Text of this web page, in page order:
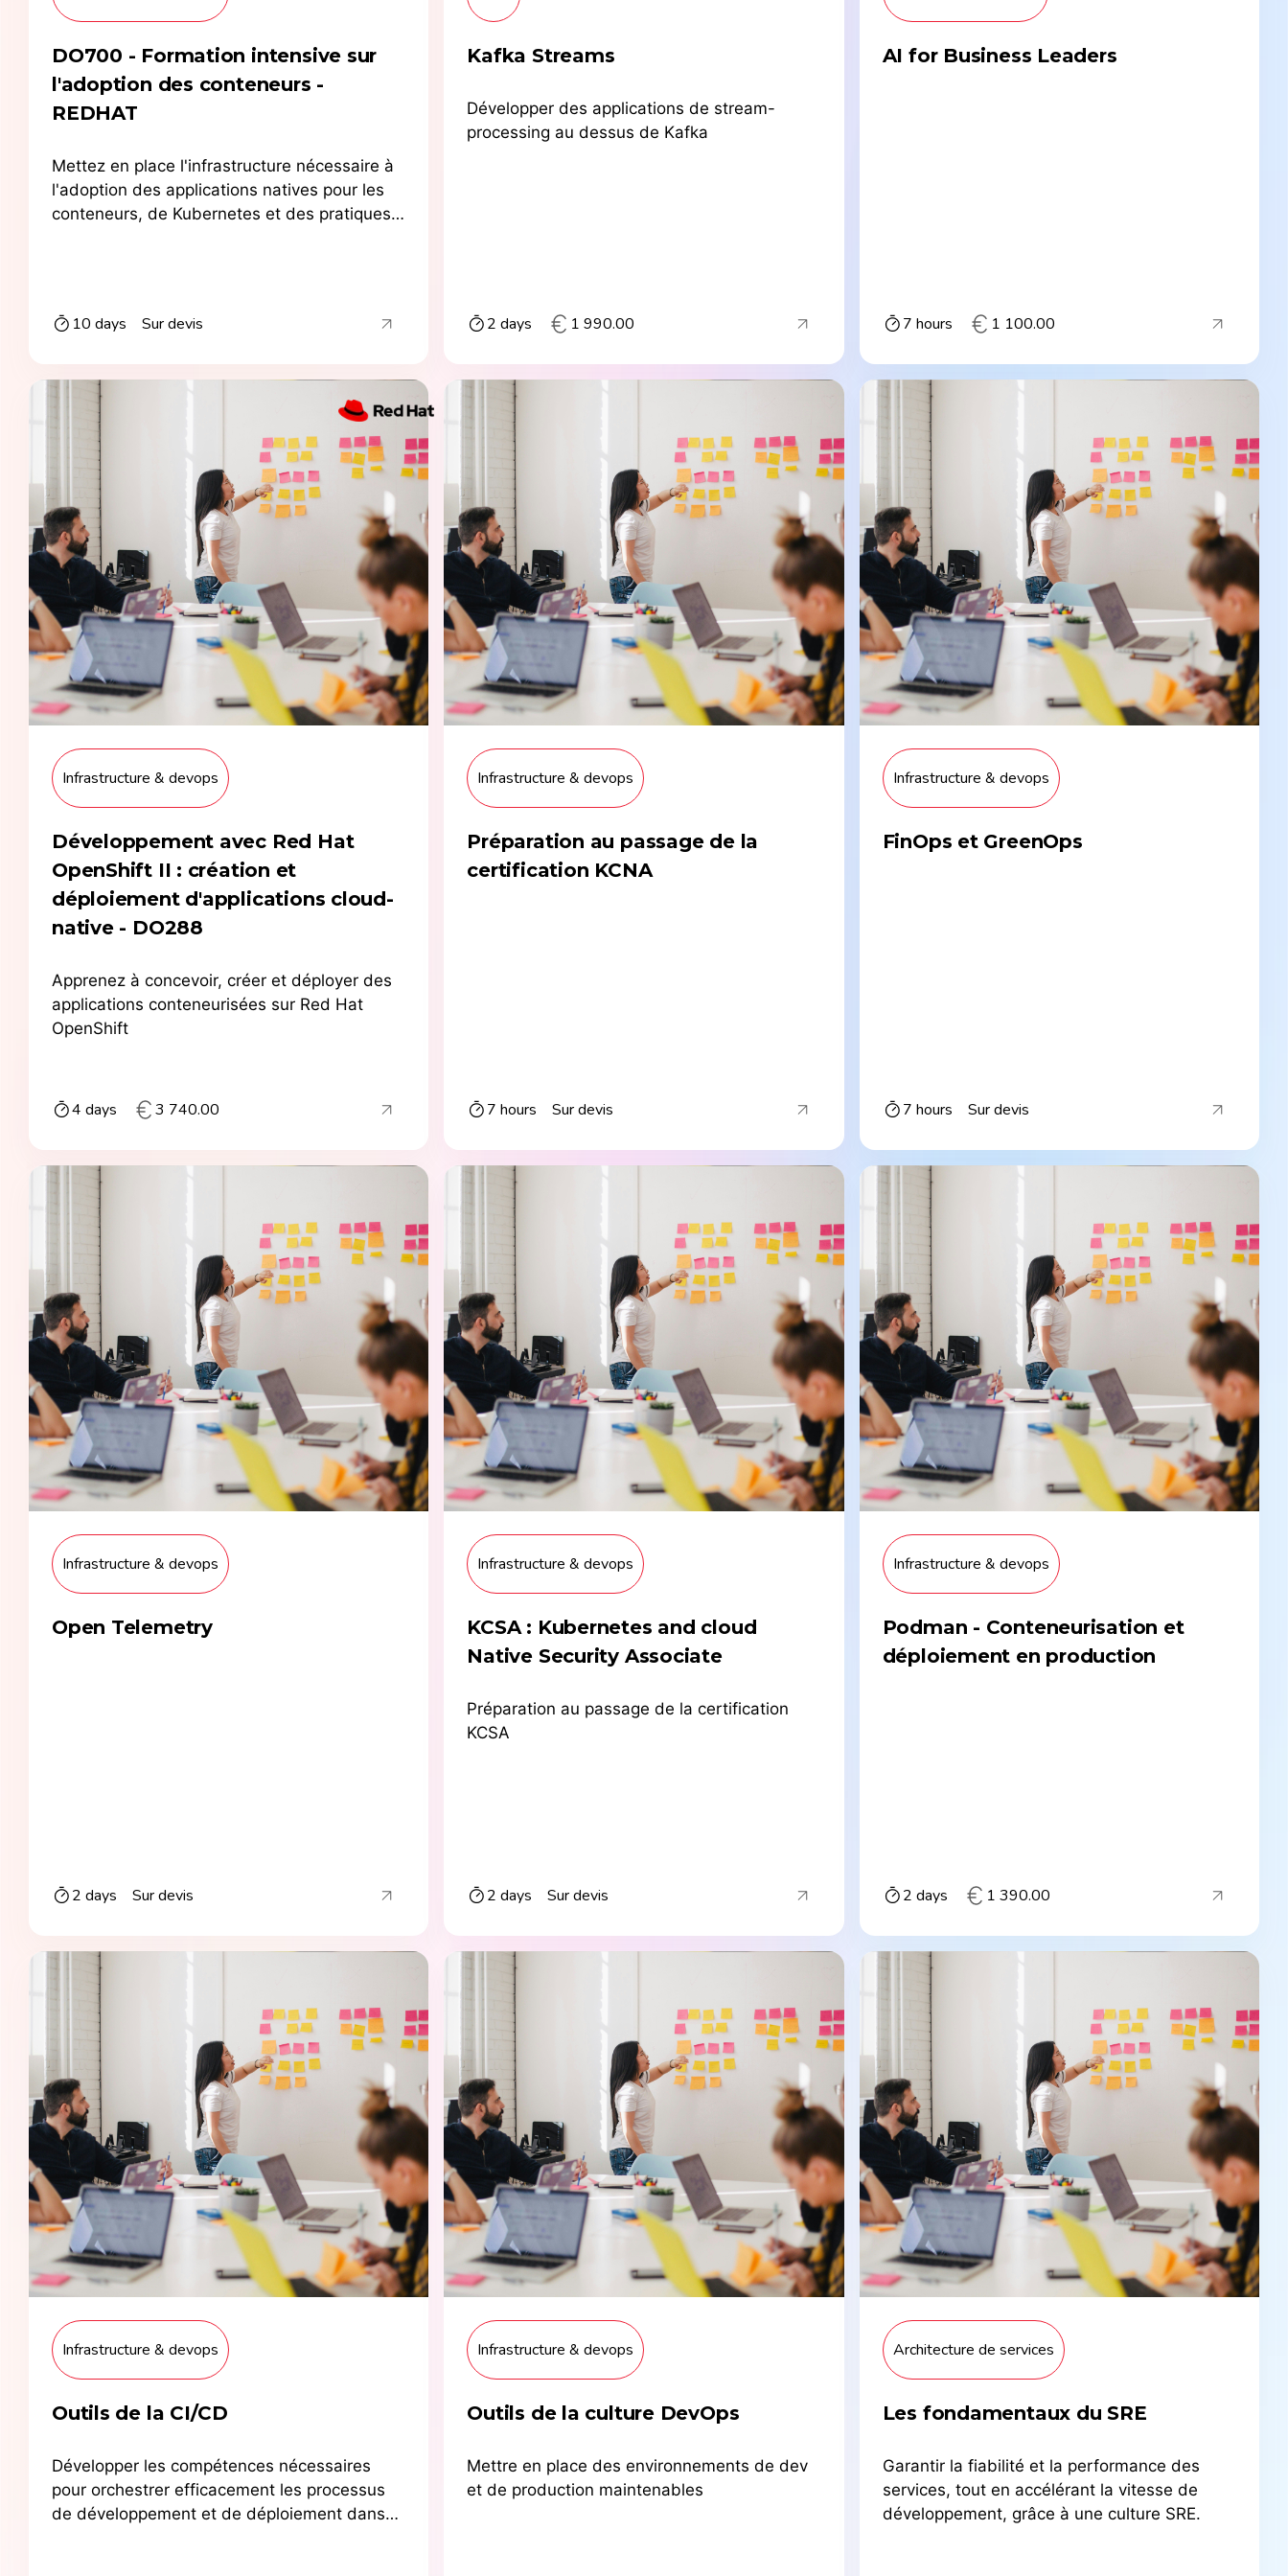
DO700 - Formation intensive sur
l'adoption des conteneurs -
REDHAT
Mettez en place l'infrastructure nécessaire à
l'adoption des applications natives pour les
conteneurs, de Kubernetes et des pratiques
10 days Sur devis
Kafka Streams
Développer des applications de stream-
processing au dessus de Kafka
2 days 1 990.00
AI for Business Leaders
7 hours 1 100.00
Infrastructure & devops
Développement avec Red Hat
OpenShift II : création et
déploiement d'applications cloud-
native - DO288
Apprenez à concevoir, créer et déployer des
applications conteneurisées sur Red Hat
OpenShift
4 days 3 740.00
Infrastructure & devops
Préparation au passage de la
certification KCNA
7 hours Sur devis
Infrastructure & devops
FinOps et GreenOps
7 hours Sur devis
Infrastructure & devops
Open Telemetry
2 days Sur devis
Infrastructure & devops
KCSA : Kubernetes and cloud
Native Security Associate
Préparation au passage de la certification
KCSA
2 days Sur devis
Infrastructure & devops
Podman - Conteneurisation et
déploiement en production
2 days 1 390.00
Infrastructure & devops
Outils de la CI/CD
Développer les compétences nécessaires
pour orchestrer efficacement les processus
de développement et de déploiement dans
Infrastructure & devops
Outils de la culture DevOps
Mettre en place des environnements de dev
et de production maintenables
Architecture de services
Les fondamentaux du SRE
Garantir la fiabilité et la performance des
services, tout en accélérant la vitesse de
développement, grâce à une culture SRE.